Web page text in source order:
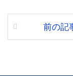
前の記